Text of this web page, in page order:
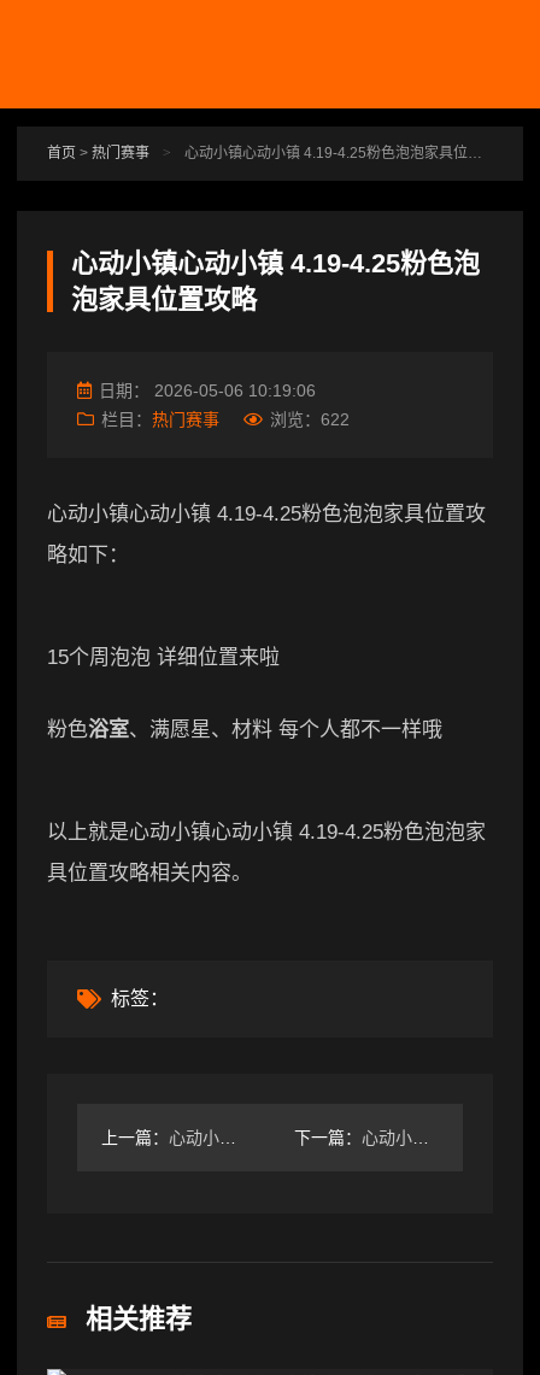
首页 > 热门赛事 > 心动小镇心动小镇 4.19-4.25粉色泡泡家具位置攻略
心动小镇心动小镇 4.19-4.25粉色泡
泡家具位置攻略
日期： 2026-05-06 10:19:06
栏目： 热门赛事 浏览： 622
心动小镇心动小镇 4.19-4.25粉色泡泡家具位置攻
略如下：
15个周泡泡 详细位置来啦
粉色浴室、满愿星、材料 每个人都不一样哦
以上就是心动小镇心动小镇 4.19-4.25粉色泡泡家
具位置攻略相关内容。
标签：
上一篇： 心动小镇8.2每周粉色泡泡位置 下一篇： 心动小镇新家具隔断墙四则搭配
相关推荐